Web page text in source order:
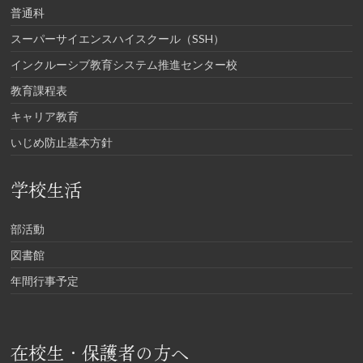
普通科
スーパーサイエンスハイスクール（SSH）
インクルーシブ教育システム推進センター校
教育課程表
キャリア教育
いじめ防止基本方針
学校生活
部活動
図書館
年間行事予定
在校生・保護者の方へ